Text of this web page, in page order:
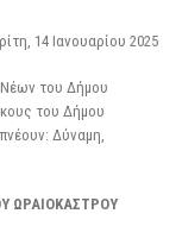
14 Ιανουαρίου 2025
του Δήμου
του Δήμου
Δύναμη,
ΩΡΑΙΟΚΑΣΤΡΟΥ